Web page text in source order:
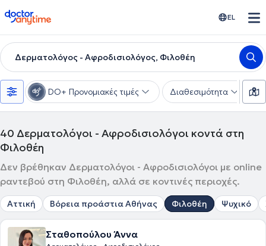
doctoranytime EL
Δερματολόγος - Αφροδισιολόγος, Φιλοθέη
DO+ Προνομιακές τιμές Διαθεσιμότητα
40 Δερματολόγοι - Αφροδισιολόγοι κοντά στη
Φιλοθέη
Δεν βρέθηκαν Δερματολόγοι - Αφροδισιολόγοι με online
ραντεβού στη Φιλοθέη, αλλά σε κοντινές περιοχές.
Αττική Βόρεια προάστια Αθήνας Φιλοθέη Ψυχικό
Σταθοπούλου Άννα